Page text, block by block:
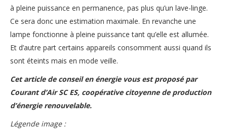
à pleine puissance en permanence, pas plus qu’un lave-linge.
Ce sera donc une estimation maximale. En revanche une
lampe fonctionne à pleine puissance tant qu’elle est allumée.
Et d’autre part certains appareils consomment aussi quand ils
sont éteints mais en mode veille.
Cet article de conseil en énergie vous est proposé par
Courant d’Air SC ES, coopérative citoyenne de production
d’énergie renouvelable.
Légende image :